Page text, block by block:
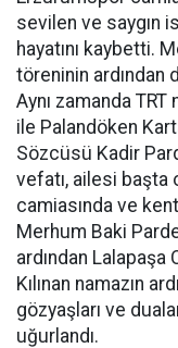
sevilen ve saygın
hayatını kaybetti.
töreninin ardından
Aynı zamanda
ile Palandöken
Sözcüsü Kadir
vefatı, ailesi
camiasında ve
Merhum Baki
ardından Lalapaşa
Kılınan namazın
gözyaşları ve
uğurlandı.